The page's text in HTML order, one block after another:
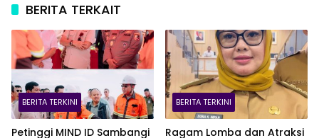
BERITA TERKAIT
BERITA TERKINI
Petinggi MIND ID Sambangi
BERITA TERKINI
Ragam Lomba dan Atraksi